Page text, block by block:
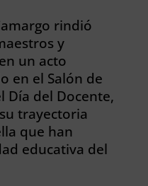
rindió
y
un acto
en el Salón de
Día del Docente,
trayectoria
que han
educativa del